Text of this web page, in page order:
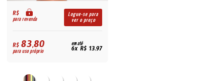
R$
para revenda
Logue-se para
ver o preço
R$83,80
para uso próprio
em até
6x R$ 13,97